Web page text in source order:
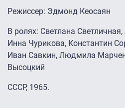
Режиссер: Эдмонд Кеосаян
В ролях: Светлана
Инна Чурикова, Константин
Иван Савкин, Людмила
Высоцкий
СССР, 1965.